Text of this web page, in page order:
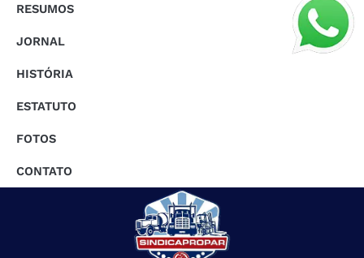
RESUMOS
JORNAL
HISTÓRIA
ESTATUTO
FOTOS
CONTATO